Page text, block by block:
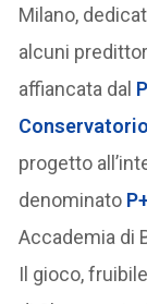
Milano,
alcuni
affiancata dal
progetto
denominato
Accademia di
Il gioco,